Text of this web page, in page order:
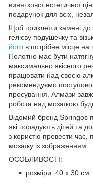
виняткової естетичної
подарунок для всіх,
Щоб приклеїти камені до
гелієву подушечку та
його в потрібне місце на
Полотно має бути
максимально якісного
працювати над своєю
рекомендуємо поступово
просування. Алмази
робота над мозаїкою
Відомий бренд Springos
які порадують дітей та
з користю провести час,
мозаїку із зображенням.
ОСОБЛИВОСТІ:
розміри: 40 x 30 см